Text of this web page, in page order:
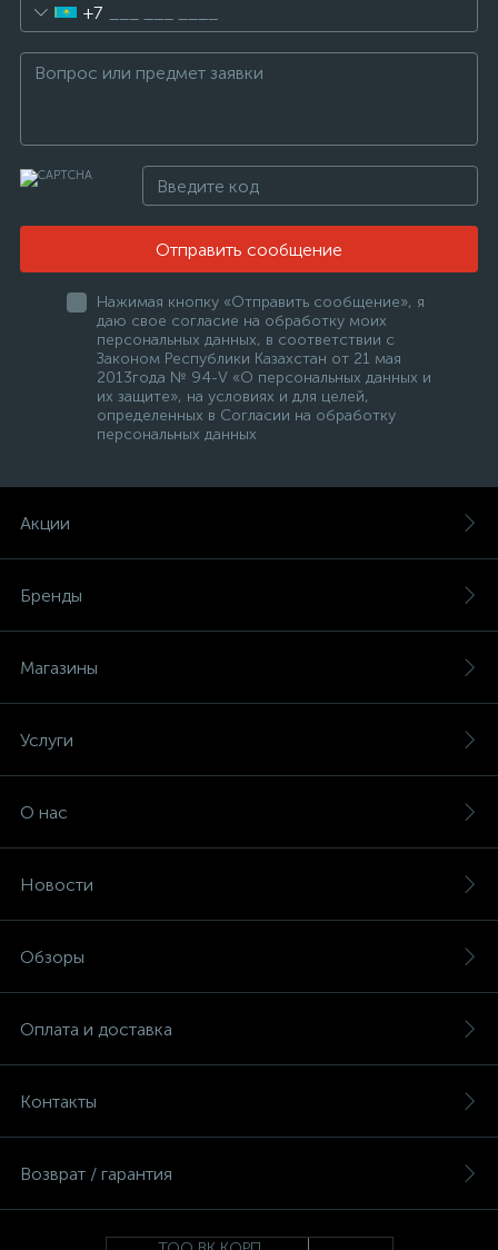
+7
Отправить сообщение
Нажимая кнопку «Отправить сообщение», я
даю свое согласие на обработку моих
персональных данных, в соответствии с
Законом Республики Казахстан от 21 мая
2013года № 94-V «О персональных данных и
их защите», на условиях и для целей,
определенных в Согласии на обработку
персональных данных
Акции
Бренды
Магазины
Услуги
О нас
Новости
Обзоры
Оплата и доставка
Контакты
Возврат / гарантия